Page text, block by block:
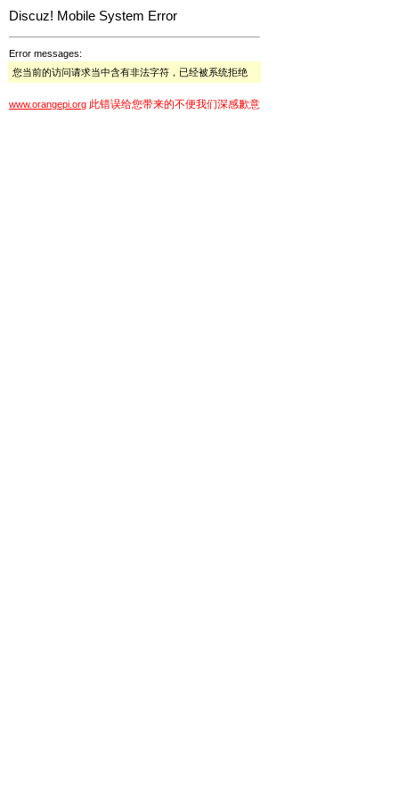
Discuz! Mobile System Error
Error messages:
您当前的访问请求当中含有非法字符，已经被系统拒绝
www.orangepi.org 此错误给您带来的不便我们深感歉意